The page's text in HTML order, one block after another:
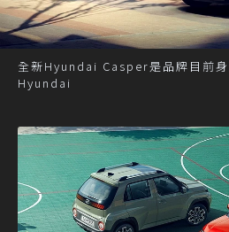
全新Hyundai Casper是品牌目前
Hyundai